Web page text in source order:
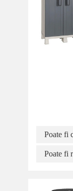
Poate fi
Poate fi